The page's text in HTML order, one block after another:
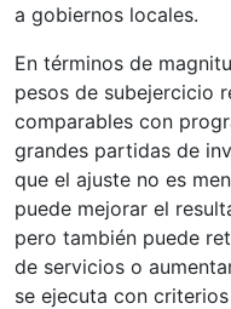
a gobiernos locales.
En términos de
pesos de subejercicio
comparables con
grandes partidas de
que el ajuste no es
puede mejorar el
pero también puede
de servicios o
se ejecuta con